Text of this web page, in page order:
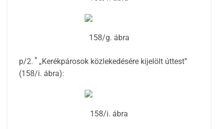
158/g. ábra
p/2. * „Kerékpárosok közlekedésére kijelölt úttest”
(158/i. ábra):
158/i. ábra